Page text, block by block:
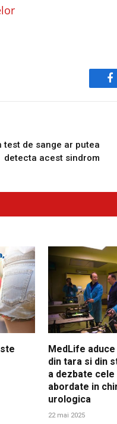
test de sange ar putea
detecta acest sindrom
MedLife
din tara si din
a dezbate
abordate in
urologica
22 mai 2025